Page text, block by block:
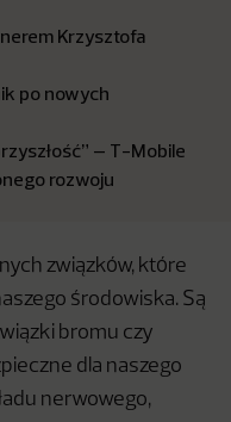
Krzysztofa
po nowych
– T-Mobile
rozwoju
związków, które
środowiska. Są
bromu czy
dla naszego
nerwowego,